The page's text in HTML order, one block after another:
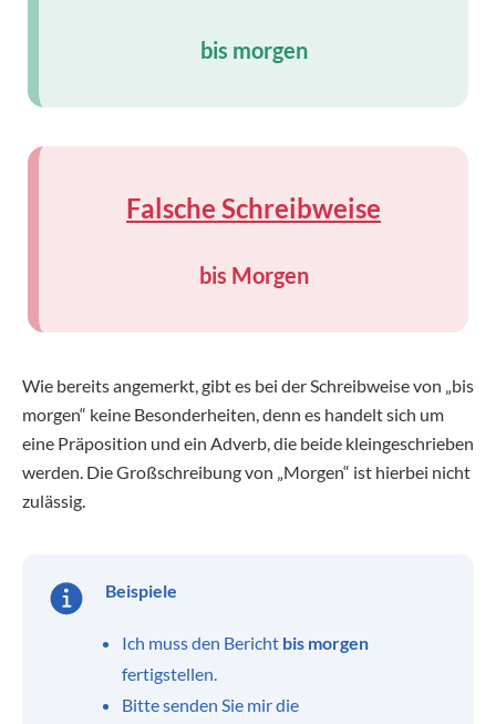
bis morgen
Falsche Schreibweise
bis Morgen
Wie bereits angemerkt, gibt es bei der Schreibweise von „bis
morgen“ keine Besonderheiten, denn es handelt sich um
eine Präposition und ein Adverb, die beide kleingeschrieben
werden. Die Großschreibung von „Morgen“ ist hierbei nicht
zulässig.
Beispiele
Ich muss den Bericht bis morgen
fertigstellen.
Bitte senden Sie mir die